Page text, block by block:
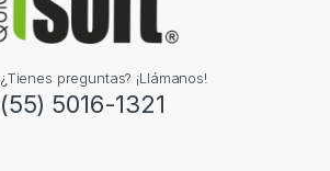
¿Tienes preguntas? ¡Llámanos!
(55) 5016-1321